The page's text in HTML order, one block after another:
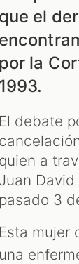
que el
por la
1993.
El debate
quien a
Juan
pasado 3
Esta mujer
una